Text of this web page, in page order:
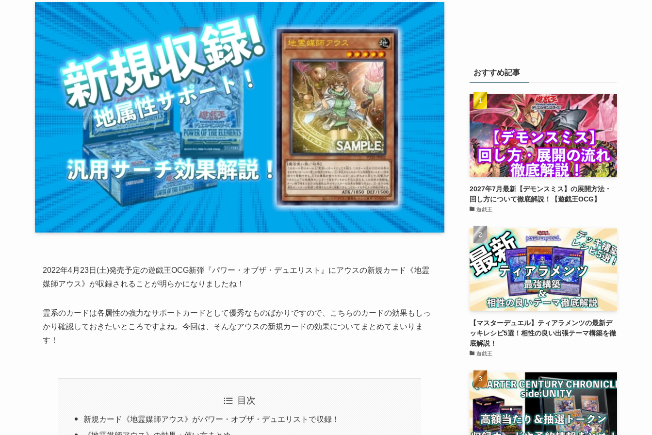
2022年4月23日(土)発売予定の遊戯王OCG新弾『パワー・オブザ・デュエリスト』にアウスの新規カード《地霊
媒師アウス》が収録されることが明らかになりましたね！
霊系のカードは各属性の強力なサポートカードとして優秀なものばかりですので、こちらのカードの効果もしっ
かり確認しておきたいところですよね。今回は、そんなアウスの新規カードの効果についてまとめてまいりま
す！
目次
新規カード《地霊媒師アウス》がパワー・オブザ・デュエリストで収録！
おすすめ記事
2027年7月最新【デモンスミス】の展開方法・
回し方について徹底解説！【遊戯王OCG】
遊戯王
【マスターデュエル】ティアラメンツの最新デ
ッキレシピ5選！相性の良い出張テーマ構築を徹
底解説！
遊戯王